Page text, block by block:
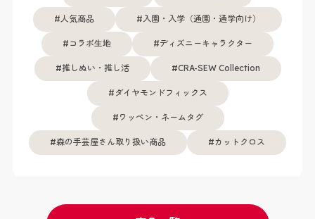
人気商品 入園・入学（通園・通学向け）
コラボ生地 ディズニーキャラクター
推しぬい・推し活 CRA-SEW Collection
ダイヤモンドフィックス
ワッペン・ネームタグ
森の手芸屋さん取り扱い商品 カットクロス